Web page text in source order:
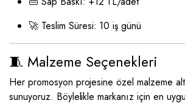
🚀 Teslim Süresi: 10 iş günü
🧵 Malzeme Seçenekleri
Her promosyon projesine özel malzeme
sunuyoruz. Böylelikle markanız için en